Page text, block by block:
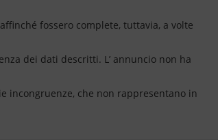
fossero complete, tuttavia, a volte
dei dati descritti. L’ annuncio non ha
incongruenze, che non rappresentano in